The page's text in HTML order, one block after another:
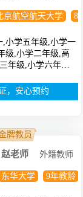
京航空航天大学 8
,小学五年级,小学一
级,小学二年级,高
年级,小学六年
，安心预约
牌教员
赵老师 外籍教师
东华大学 9年教龄